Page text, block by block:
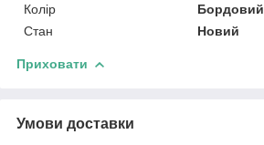
Колір
Бордовий
Стан
Новий
Приховати
Умови доставки